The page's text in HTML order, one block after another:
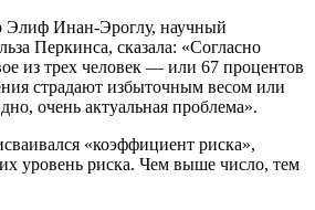
Элиф Инан-Эроглу, научный
Перкинса, сказала: «Согласно
из трех человек — или 67 процентов
страдают избыточным весом или
очень актуальная проблема».
«коэффициент риска»,
уровень риска. Чем выше число, тем